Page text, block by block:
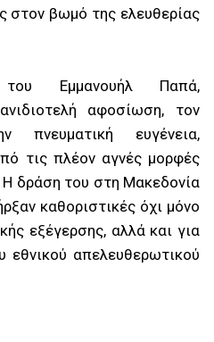
στον βωμό της ελευθερίας
Εμμανουήλ Παπά,
αφοσίωση, τον
πνευματική ευγένεια,
τις πλέον αγνές μορφές
δράση του στη Μακεδονία
καθοριστικές όχι μόνο
εξέγερσης, αλλά και για
εθνικού απελευθερωτικού